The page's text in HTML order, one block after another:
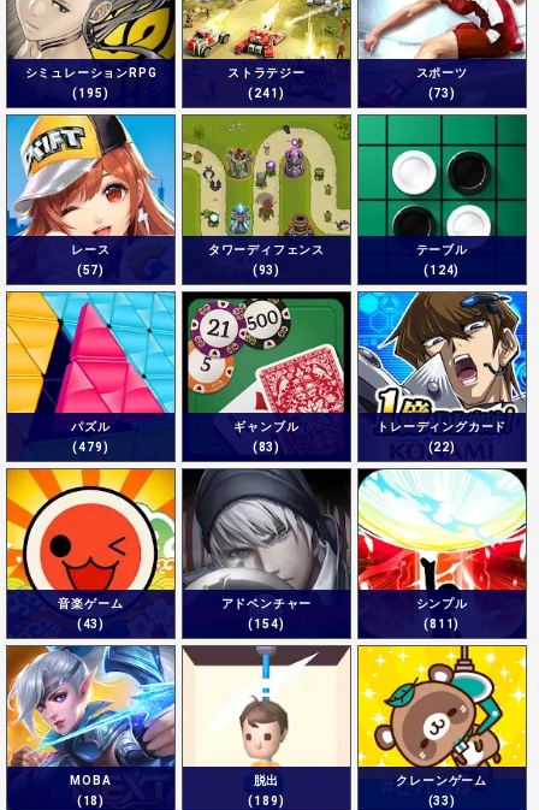
シミュレーションRPG
(195)
ストラテジー
(241)
スポーツ
(73)
レース
(57)
タワーディフェンス
(93)
テーブル
(124)
パズル
(479)
ギャンブル
(83)
トレーディングカード
(22)
音楽ゲーム
(43)
アドベンチャー
(154)
シンプル
(811)
MOBA
(18)
脱出
(189)
クレーンゲーム
(33)